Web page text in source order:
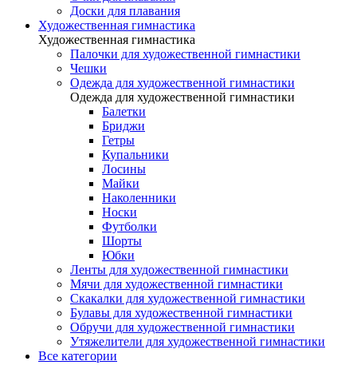
Доски для плавания
Художественная гимнастика
Художественная гимнастика
Палочки для художественной гимнастики
Чешки
Одежда для художественной гимнастики
Одежда для художественной гимнастики
Балетки
Бриджи
Гетры
Купальники
Лосины
Майки
Наколенники
Носки
Футболки
Шорты
Юбки
Ленты для художественной гимнастики
Мячи для художественной гимнастики
Скакалки для художественной гимнастики
Булавы для художественной гимнастики
Обручи для художественной гимнастики
Утяжелители для художественной гимнастики
Все категории